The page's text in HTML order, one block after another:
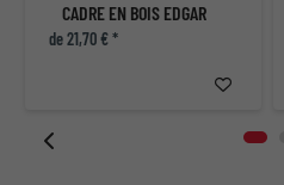
CADRE EN BOIS EDGAR
de 21,70 € *